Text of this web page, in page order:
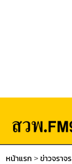
หน้าแรก > ข่าวจราจร